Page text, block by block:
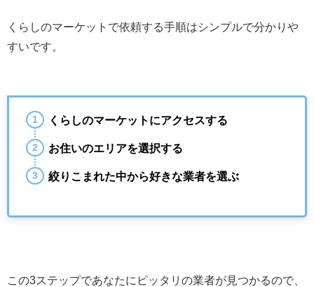
くらしのマーケットで依頼する手順はシンプルで分かりや
すいです。
くらしのマーケットにアクセスする
お住いのエリアを選択する
絞りこまれた中から好きな業者を選ぶ
この3ステップであなたにピッタリの業者が見つかるので、